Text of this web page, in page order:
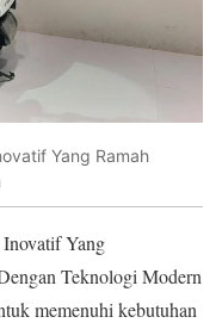
Yang Ramah
Yang
Teknologi Modern
memenuhi kebutuhan